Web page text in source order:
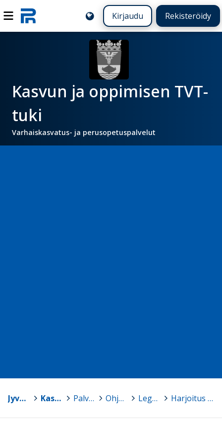
Kirjaudu Rekisteröidy
Kasvun ja oppimisen TVT-
tuki
Varhaiskasvatus- ja perusopetuspalvelut
Jyväskylä Kasvun ja oppimisen TVT-tuki Palvelut ja ohjelmistot > Ohjelmointi ja robotiikka > Lego EV3 robotiikkaa peruskouluun Harjoitus 8. Viivanseuraaja